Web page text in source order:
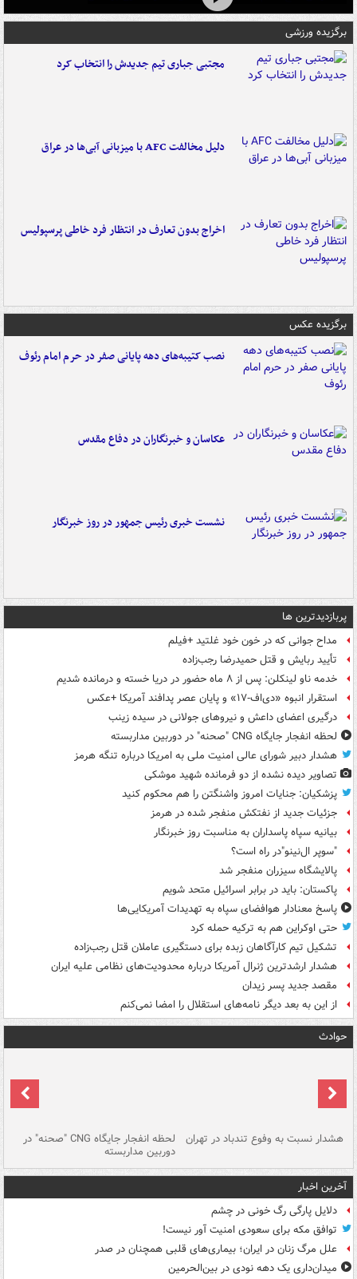
برگزیده ورزشی
مجتبی جباری تیم جدیدش را انتخاب کرد
دلیل مخالفت AFC با میزبانی آبی‌ها در عراق
اخراج بدون تعارف در انتظار فرد خاطی پرسپولیس
برگزیده عکس
نصب کتیبه‌های دهه پایانی صفر در حرم امام رئوف
عکاسان و خبرنگاران در دفاع مقدس
نشست خبری رئیس جمهور در روز خبرنگار
پربازدیدترین ها
مداح جوانی که در خون خود غلتید +فیلم
تأیید ربایش و قتل حمیدرضا رجب‌زاده
خدمه ناو لینکلن: پس از ۸ ماه حضور در دریا خسته و درمانده‌ شدیم
استقرار انبوه «دی‌اف‑۱۷» و پایان عصر پدافند آمریکا +عکس
درگیری اعضای داعش و نیروهای جولانی در سیده زینب
لحظه انفجار جایگاه CNG "صحنه" در دوربین مداربسته
هشدار دبیر شورای عالی امنیت ملی به امریکا درباره تنگه هرمز
تصاویر دیده‌ نشده از دو فرمانده شهید موشکی
پزشکیان: جنایات امروز واشنگتن را هم محکوم کنید
جزئیات جدید از نفتکش منفجر شده در هرمز
بیانیه سپاه پاسداران به مناسبت روز خبرنگار
"سوپر ال‌نینو"در راه است؟
پالایشگاه سیزران منفجر شد
پاکستان: باید در برابر اسرائیل متحد شویم
پاسخ معنادار هوافضای سپاه به تهدیدات آمریکایی‌ها
حتی اوکراین هم به ترکیه حمله کرد
تشکیل تیم کارآگاهان زبده برای دستگیری عاملان قتل رجب‌زاده
هشدار ارشدترین ژنرال آمریکا درباره محدودیت‌های نظامی علیه ایران
مقصد جدید پسر زیدان
از این به بعد دیگر نامه‌های استقلال را امضا نمی‌کنم
حوادث
هشدار نسبت به وفوع تندباد در تهران لحظه انفجار جایگاه CNG "صحنه" در
دوربین مداربسته
آخرین اخبار
دلایل پارگی رگ خونی در چشم
توافق مکه برای سعودی امنیت آور نیست!
علل مرگ زنان در ایران؛ بیماری‌های قلبی همچنان در صدر
میدان‌داری یک دهه نودی در بین‌الحرمین